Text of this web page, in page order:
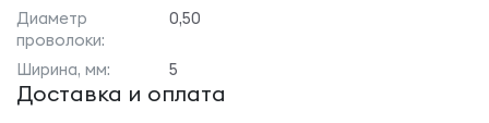
Диаметр
проволоки:
0,50
Ширина, мм: 5
Доставка и оплата